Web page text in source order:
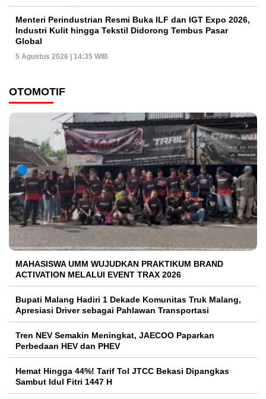
Menteri Perindustrian Resmi Buka ILF dan IGT Expo 2026,
Industri Kulit hingga Tekstil Didorong Tembus Pasar
Global
5 Agustus 2026 | 14:35 WIB
OTOMOTIF
MAHASISWA UMM WUJUDKAN PRAKTIKUM BRAND
ACTIVATION MELALUI EVENT TRAX 2026
Bupati Malang Hadiri 1 Dekade Komunitas Truk Malang,
Apresiasi Driver sebagai Pahlawan Transportasi
Tren NEV Semakin Meningkat, JAECOO Paparkan
Perbedaan HEV dan PHEV
Hemat Hingga 44%! Tarif Tol JTCC Bekasi Dipangkas
Sambut Idul Fitri 1447 H